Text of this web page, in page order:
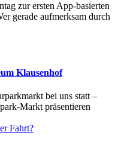
zur ersten App-basierten
gerade aufmerksam durch
Klausenhof
bei uns statt –
Markt präsentieren